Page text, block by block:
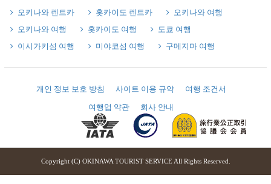
오키나와 렌트카
홋카이도 렌트카
오키나와 여행
오키나와 여행
홋카이도 여행
도쿄 여행
이시가키섬 여행
미야코섬 여행 구메지마 여행
개인 정보 보호 방침 사이트 이용 규약
여행 조건서
여행업 약관
회사 안내
Copyright (C) OKINAWA TOURIST SERVICE All Rights Reserved.